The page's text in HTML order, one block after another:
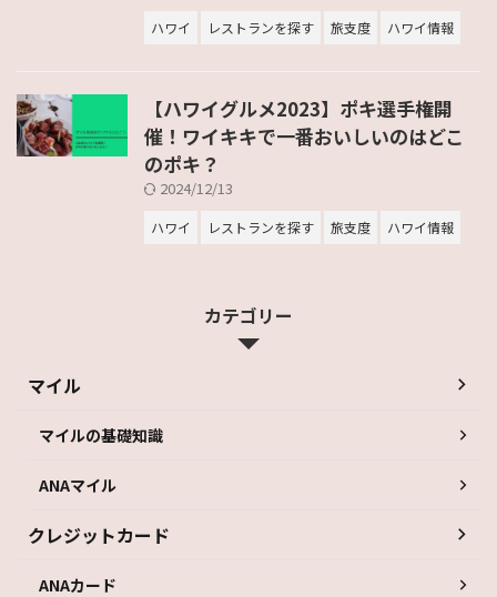
ハワイ レストランを探す 旅支度 ハワイ情報
【ハワイグルメ2023】ポキ選手権開
催！ワイキキで一番おいしいのはどこ
のポキ？
2024/12/13
ハワイ レストランを探す 旅支度 ハワイ情報
カテゴリー
マイル
マイルの基礎知識
ANAマイル
クレジットカード
ANAカード